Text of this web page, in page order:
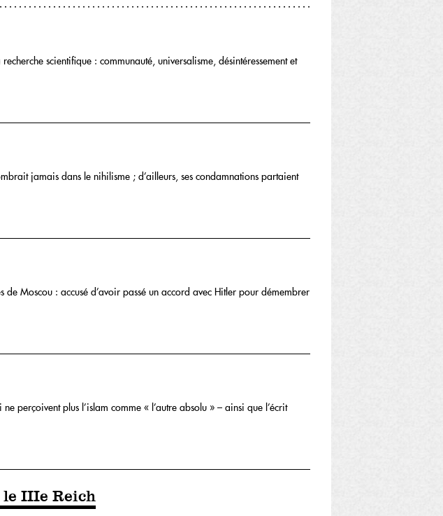
scientifique : communauté, universalisme, désintéressement et
jamais dans le nihilisme ; d’ailleurs, ses condamnations partaient
Moscou : accusé d’avoir passé un accord avec Hitler pour démembrer
perçoivent plus l’islam comme « l’autre absolu » – ainsi que l’écrit
le IIIe Reich